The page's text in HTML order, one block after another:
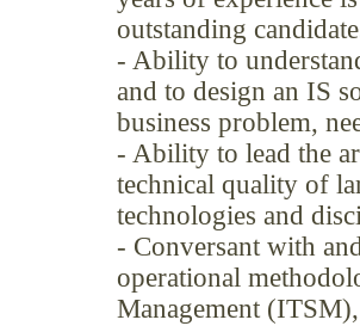
outstanding
- Ability to
and to design an IS
business problem,
- Ability to lead the
technical quality of
technologies and
- Conversant with
operational
Management